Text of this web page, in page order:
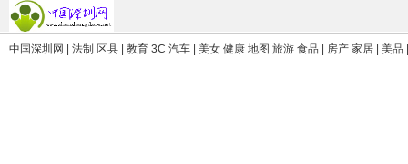
中国深圳网 | 法制 区县 | 教育 3C 汽车 | 美女 健康 地图 旅游 食品 | 房产 家居 | 美品